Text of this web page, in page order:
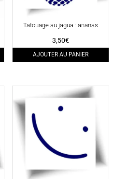
Tatouage au jagua : ananas
3,50€
AJOUTER AU PANIER